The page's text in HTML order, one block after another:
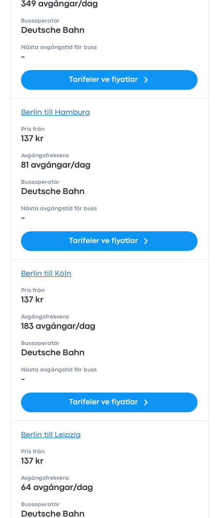
349 avgångar/dag
Bussoperatör
Deutsche Bahn
Nästa avgångstid för buss
-
Tarifeler ve fiyatlar
Berlin till Hamburg
Pris från
137 kr
Avgångsfrekvens
81 avgångar/dag
Bussoperatör
Deutsche Bahn
Nästa avgångstid för buss
-
Tarifeler ve fiyatlar
Berlin till Köln
Pris från
137 kr
Avgångsfrekvens
183 avgångar/dag
Bussoperatör
Deutsche Bahn
Nästa avgångstid för buss
-
Tarifeler ve fiyatlar
Berlin till Leipzig
Pris från
137 kr
Avgångsfrekvens
64 avgångar/dag
Bussoperatör
Deutsche Bahn